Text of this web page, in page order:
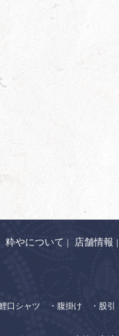
粋やについて | 店舗情報 |
口シャツ ・腹掛け ・股引